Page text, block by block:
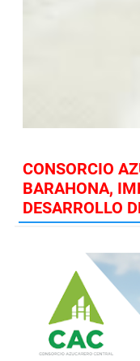
CONSORCIO
BARAHONA,
DESARROLLO